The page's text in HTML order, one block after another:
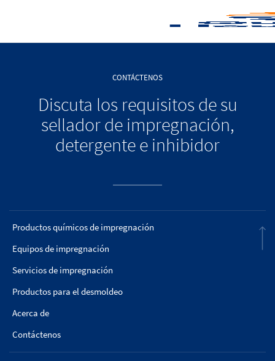
CONTÁCTENOS
Discuta los requisitos de su
sellador de impregnación,
detergente e inhibidor
Productos químicos de impregnación
Equipos de impregnación
Servicios de impregnación
Productos para el desmoldeo
Acerca de
Contáctenos